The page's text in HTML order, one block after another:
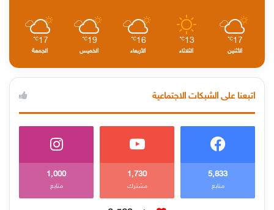
17
℃
الأثنين
13
℃
الثلاثاء
16
℃
الأربعاء
19
℃
الخميس
17
℃
الجمعة
اتبعنا على الشبكات الاجتماعية
5٬833
متابع
1٬730
مشترك
1٬000
متابع